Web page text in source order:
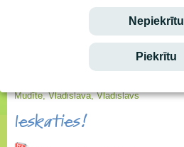
Nepiekrītu
Piekrītu
Sveicam svētkos!
Mudīte, Vladislava, Vladislavs
Ieskaties!